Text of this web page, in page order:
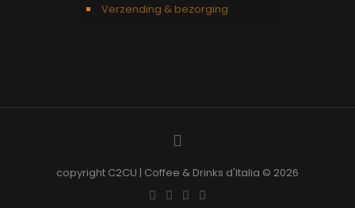
Verzending & bezorging
copyright C2CU | Coffee & Drinks d'Italia © 2026